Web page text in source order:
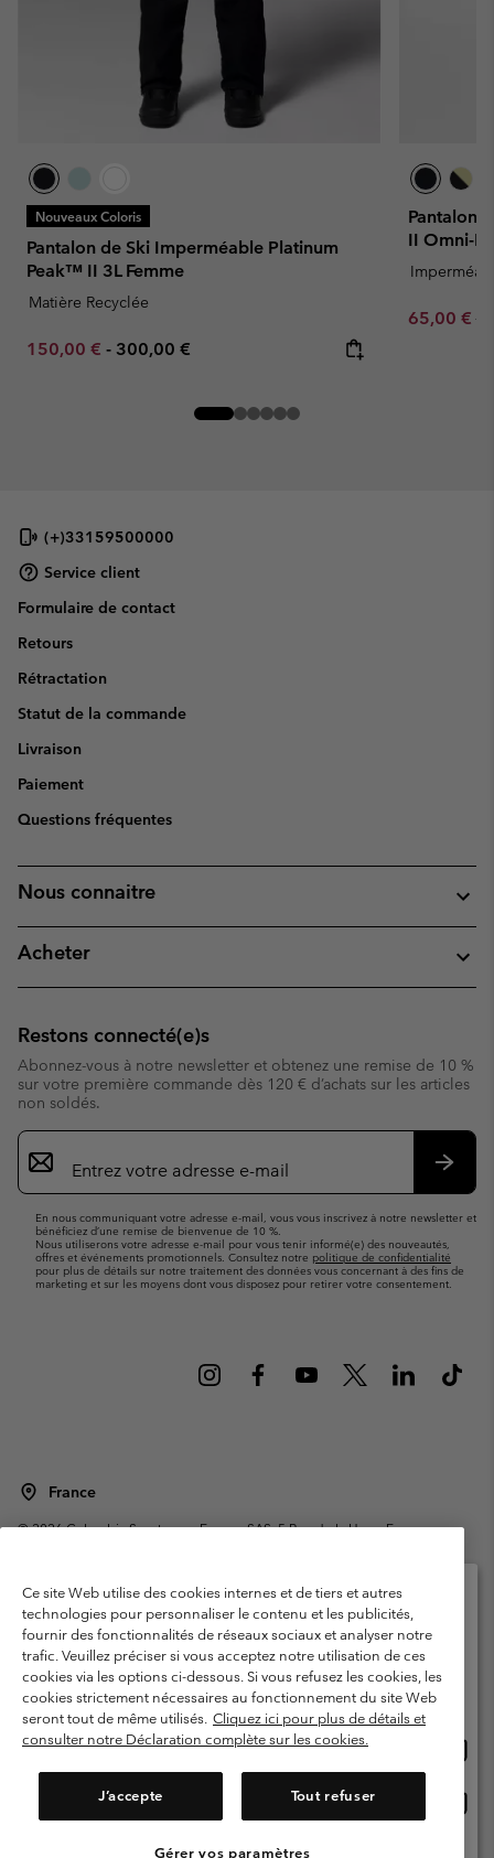
Nouveaux Coloris
Pantalon de Ski Imperméable Platinum
Peak™ II 3L Femme
Matière Recyclée
Minimum sale price:
150,00 € - Maximum price:
300,00 €
Pantalon
II Omni-
Sale price:
65,00 €
(+)33159500000
Service client
Formulaire de contact
Retours
Rétractation
Statut de la commande
Livraison
Paiement
Questions fréquentes
Nous connaitre
Acheter
Restons connecté(e)s
Abonnez-vous à notre newsletter et obtenez une remise de 10 %
sur votre première commande dès 120 € d’achats sur les articles
non soldés.
Inscription
par
e-
En nous communiquant votre adresse e-mail, vous vous inscrivez à notre newsletter et
bénéficiez d’une remise de bienvenue de 10 %.
Nous utiliserons votre adresse e-mail pour vous tenir informé(e) des nouveautés,
offres et événements promotionnels. Consultez notre politique de confidentialité
pour plus de détails sur notre traitement des données vous concernant à des fins de
marketing et sur les moyens dont vous disposez pour retirer votre consentement.
France
©2026Columbia Sportswear Europe SAS. 5 Rue de la Haye, Espace
Garanties Légales
Politique de confidentialité
Conditions d'utilisation - Membres
Conditions D'utilisation - Contenu généré par l'utilisateur
Impressum
Cookies
Public CBCR
Service client: Lun - Sam de 9h à 13h et de 14h à 18h
Ce site Web utilise des cookies internes et de tiers et autres
technologies pour personnaliser le contenu et les publicités,
fournir des fonctionnalités de réseaux sociaux et analyser notre
trafic. Veuillez préciser si vous acceptez notre utilisation de ces
cookies via les options ci-dessous. Si vous refusez les cookies, les
cookies strictement nécessaires au fonctionnement du site Web
seront tout de même utilisés. Cliquez ici pour plus de détails et
consulter notre Déclaration complète sur les cookies.
J’accepte Tout refuser
Gérer vos paramètres
Veuillez sélectionner votre pays d’expédition et
votre langue
Achats en ligne disponibles
United States
ligne
France